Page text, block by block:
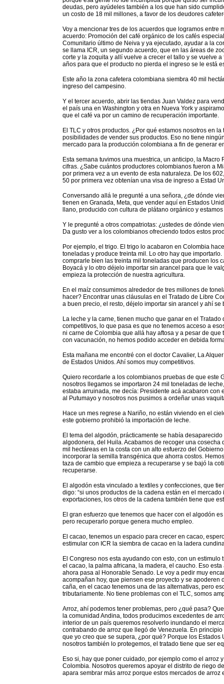
deudas, pero ayúdeles también a los que han sido
un costo de 18 mil millones, a favor de los deudores
Voy a mencionar tres de los acuerdos que logramos entre
acuerdo: Promoción del café orgánico de los cafés
Comunitario último de Neiva y ya ejecutado, ayudar a la
se llama ICR, un segundo acuerdo, que en las áreas de
corte y la zoquita y allí vuelve a crecer el tallo y se vuelve
años para que el producto no pierda el ingreso se le está
Este año la zona cafetera colombiana siembra 40 mil
ingreso del campesino.
Y el tercer acuerdo, abrir las tiendas Juan Valdez para
el país una en Washington y otra en Nueva York y
que el café va por un camino de recuperación importante.
El TLC y otros productos. ¿Por qué estamos nosotros en
posibilidades de vender sus productos. Eso no tiene
mercado para la producción colombiana a fin de generar
Esta semana tuvimos una muestrica, un anticipo, la
cifras. ¿Sabe cuántos productores colombianos fueron a
por primera vez a un evento de esta naturaleza. De los
50 por primera vez obtenían una visa de ingreso a Estad
Conversando allá le pregunté a una señora, ¿de dónde
tienen en Granada, Meta, que vender aquí en Estados
llano, producido con cultura de plátano orgánico y
Y le pregunté a otros compatriotas: ¿ustedes de dónde
Da gusto ver a los colombianos ofreciendo todos estos
Por ejemplo, el trigo. El trigo lo acabaron en Colombia
toneladas y produce treinta mil. Lo otro hay que
comprarle bien las treinta mil toneladas que producen los
Boyacá y lo otro déjelo importar sin arancel para que le
empieza la protección de nuestra agricultura.
En el maíz consumimos alrededor de tres millones de
hacer? Encontrar unas cláusulas en el Tratado de Libre
a buen precio, el resto, déjelo importar sin arancel y ahí se
La leche y la carne, tienen mucho que ganar en el
competitivos, lo que pasa es que no tenemos acceso a
ni carne de Colombia que allá hay aftosa y a pesar de
con vacunación, no hemos podido acceder en debida
Esta mañana me encontré con el doctor Cavalier, La
de Estados Unidos. Ahí somos muy competitivos.
Quiero recordarle a los colombianos pruebas de que este
nosotros llegamos se importaron 24 mil toneladas de
estaba arruinada, me decía: Presidente acá acabaron
al Putumayo y nosotros nos pusimos a ordeñar unas
Hace un mes regrese a Nariño, no están viviendo en el
este gobierno prohibió la importación de leche.
El tema del algodón, prácticamente se había
algodonera, del Huila. Acabamos de recoger una
mil hectáreas en la costa con un alto esfuerzo del
incorporar la semilla transgénica que ahorra costos.
taza de cambio que empieza a recuperarse y se bajó la
recuperarse.
El algodón esta vinculado a textiles y confecciones, que
digo: “si unos productos de la cadena están en el
exportaciones, los otros de la cadena también tiene que
El gran esfuerzo que tenemos que hacer con el algodón
pero recuperarlo porque genera mucho empleo.
El cacao, tenemos un espacio para crecer en cacao,
estimular con ICR la siembra de cacao en la ladera
El Congreso nos esta ayudando con esto, con un
el cacao, la palma africana, la madera, el caucho. Eso
ahora pasa al Honorable Senado. Le voy a pedir muy
acompañan hoy, que piensen ese proyecto y se
caña, en el cacao tenemos una de las alternativas, pero
tributariamente. No tiene problemas con el TLC, somos
Arroz, ahí podemos tener problemas, pero ¿qué pasa?
la comunidad Andina, todos producimos excedentes de
interior de un país queremos resolverlo inundando el
contrabando de arroz que llegó de Venezuela. En
que yo creo que se supera, ¿por qué? Porque los
nosotros también lo protegemos, el tratado tiene que ser
Eso si, hay que poner cuidado, por ejemplo como el
Colombia. Nosotros queremos apoyar el distrito de riego
apara sembrar más arroz porque estos mercados de arroz